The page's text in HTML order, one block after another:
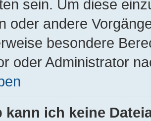
sein. Um diese
oder andere
besondere
oder Administrator
kann ich keine